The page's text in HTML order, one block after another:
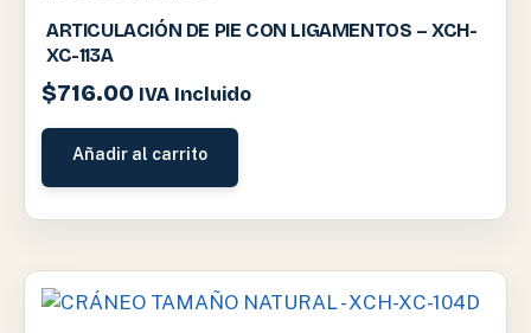
ARTICULACIÓN DE PIE CON LIGAMENTOS – XCH-
XC-113A
$716.00 IVA Incluido
Añadir al carrito